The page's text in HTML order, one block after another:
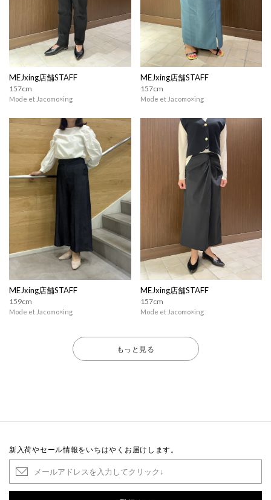
MEJxing店舗STAFF
157cm
Mode et Jacomo×ing
MEJxing店舗STAFF
157cm
Mode et Jacomo×ing
MEJxing店舗STAFF
159cm
Mode et Jacomo×ing
MEJxing店舗STAFF
157cm
Mode et Jacomo×ing
もっと見る
新入荷やセール情報をいちはやくお届けします。